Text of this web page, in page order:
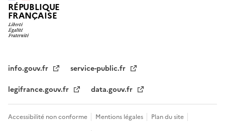
RÉPUBLIQUE
FRANÇAISE
info.gouv.fr
service-public.fr
legifrance.gouv.fr
data.gouv.fr
Accessibilité non conforme Mentions légales
Plan du site